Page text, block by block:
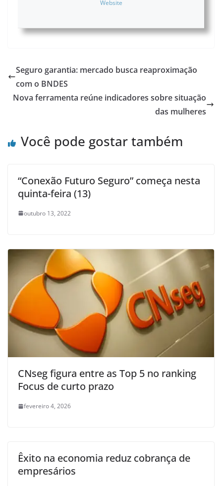
Website
Seguro garantia: mercado busca reaproximação
com o BNDES
Nova ferramenta reúne indicadores sobre situação
das mulheres
Você pode gostar também
“Conexão Futuro Seguro” começa nesta
quinta-feira (13)
outubro 13, 2022
CNseg figura entre as Top 5 no ranking
Focus de curto prazo
fevereiro 4, 2026
Êxito na economia reduz cobrança de
empresários